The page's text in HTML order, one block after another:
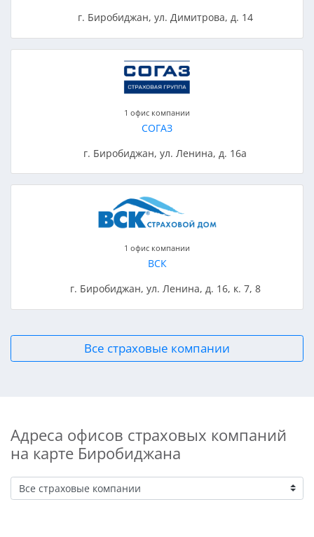
г. Биробиджан, ул. Димитрова, д. 14
1 офис компании
СОГАЗ
г. Биробиджан, ул. Ленина, д. 16а
1 офис компании
ВСК
г. Биробиджан, ул. Ленина, д. 16, к. 7, 8
Все страховые компании
Адреса офисов страховых компаний
на карте Биробиджана